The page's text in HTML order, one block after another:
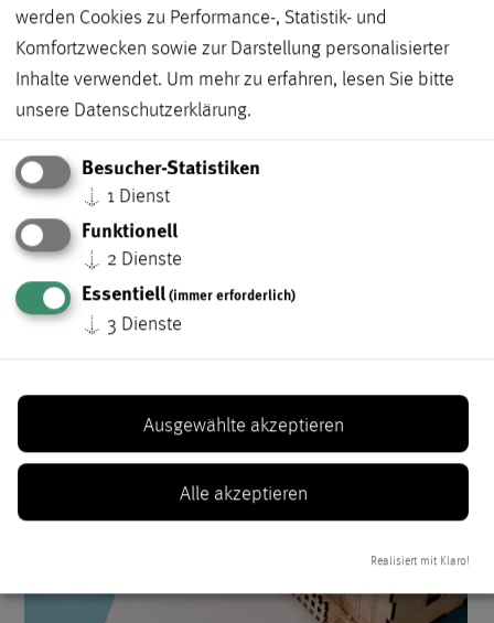
Hundekot-Stationen
An Hundekot-Stationen halten wir Plastikbeutel bereit.
Die Standorte der Stationen finden Sie hier.
Abstand
Artikel-Vorschau
werden Cookies zu Performance-, Statistik- und
Komfortzwecken sowie zur Darstellung personalisierter
Inhalte verwendet. Um mehr zu erfahren, lesen Sie bitte
unsere Datenschutzerklärung.
Besucher-Statistiken
↓ 1 Dienst
Funktionell
↓ 2 Dienste
Essentiell(immer erforderlich)
↓ 3 Dienste
Ausgewählte akzeptieren
Alle akzeptieren
Realisiert mit Klaro!